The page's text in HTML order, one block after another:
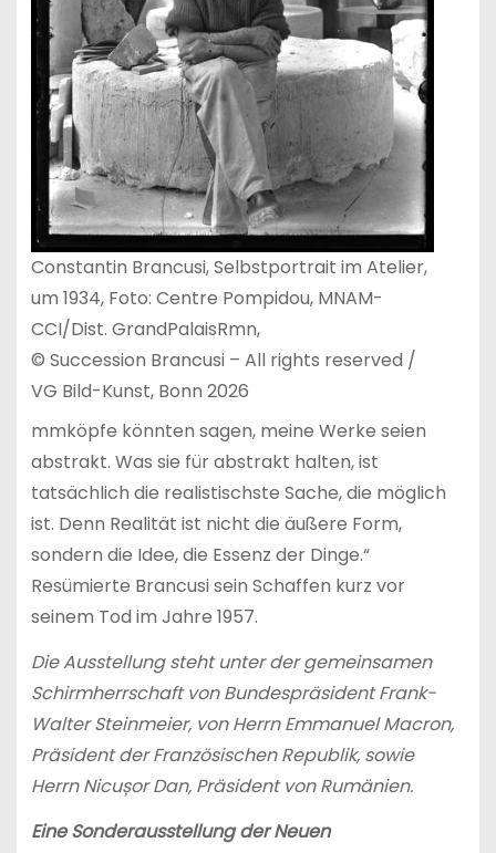
Constantin Brancusi, Selbstportrait im Atelier,
um 1934, Foto: Centre Pompidou, MNAM-
CCI/Dist. GrandPalaisRmn,
© Succession Brancusi – All rights reserved /
VG Bild-Kunst, Bonn 2026
mmköpfe könnten sagen, meine Werke seien
abstrakt. Was sie für abstrakt halten, ist
tatsächlich die realistischste Sache, die möglich
ist. Denn Realität ist nicht die äußere Form,
sondern die Idee, die Essenz der Dinge.“
Resümierte Brancusi sein Schaffen kurz vor
seinem Tod im Jahre 1957.
Die Ausstellung steht unter der gemeinsamen
Schirmherrschaft von Bundespräsident Frank-
Walter Steinmeier, von Herrn Emmanuel Macron,
Präsident der Französischen Republik, sowie
Herrn Nicușor Dan, Präsident von Rumänien.
Eine Sonderausstellung der Neuen